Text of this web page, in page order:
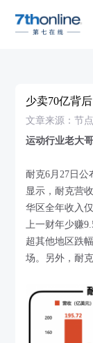
少卖70亿背
文章来源：节
运动行业老大
耐克6月27日公
显示，耐克营
华区全年收入
上一财年少赚
超其他地区跌
场。另外，耐